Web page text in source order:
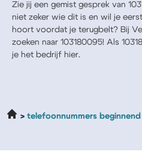
Zie jij een gemist gesprek van
niet zeker wie dit is en wil je
hoort voordat je terugbelt? Bij
zoeken naar 103180095! Als
je het bedrijf hier.
telefoonnummers beginnend